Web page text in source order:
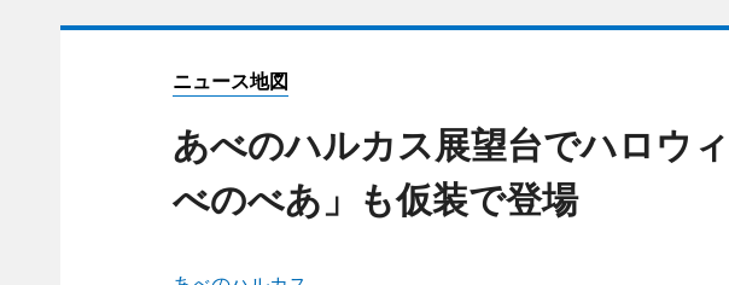
ニュース地図
あべのハルカス展望台でハロウ
べのべあ」も仮装で登場